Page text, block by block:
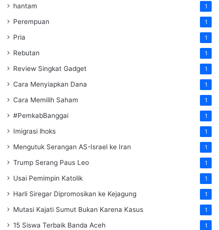
hantam 1
Perempuan 1
Pria 1
Rebutan 1
Review Singkat Gadget 1
Cara Menyiapkan Dana 1
Cara Memilih Saham 1
#PemkabBanggai 1
Imigrasi lhoks 1
Mengutuk Serangan AS-Israel ke Iran 1
Trump Serang Paus Leo 1
Usai Pemimpin Katolik 1
Harli Siregar Dipromosikan ke Kejagung 1
Mutasi Kajati Sumut Bukan Karena Kasus 1
15 Siswa Terbaik Banda Aceh 1